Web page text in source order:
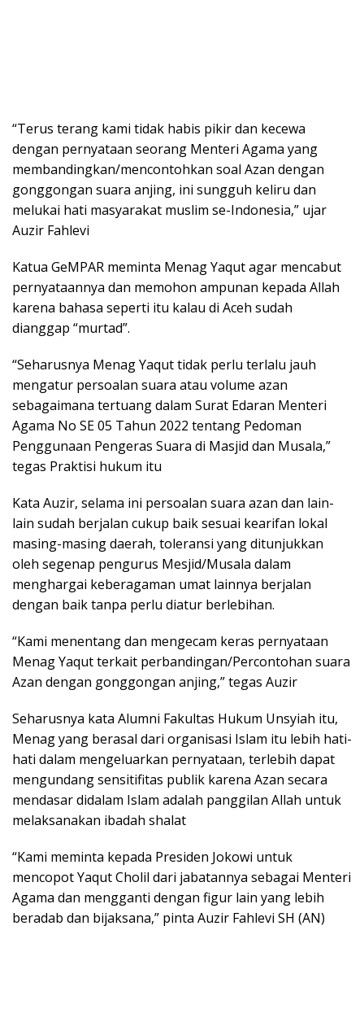
“Terus terang kami tidak habis pikir dan kecewa
dengan pernyataan seorang Menteri Agama yang
membandingkan/mencontohkan soal Azan dengan
gonggongan suara anjing, ini sungguh keliru dan
melukai hati masyarakat muslim se-Indonesia,” ujar
Auzir Fahlevi
Katua GeMPAR meminta Menag Yaqut agar mencabut
pernyataannya dan memohon ampunan kepada Allah
karena bahasa seperti itu kalau di Aceh sudah
dianggap “murtad”.
“Seharusnya Menag Yaqut tidak perlu terlalu jauh
mengatur persoalan suara atau volume azan
sebagaimana tertuang dalam Surat Edaran Menteri
Agama No SE 05 Tahun 2022 tentang Pedoman
Penggunaan Pengeras Suara di Masjid dan Musala,”
tegas Praktisi hukum itu
Kata Auzir, selama ini persoalan suara azan dan lain-
lain sudah berjalan cukup baik sesuai kearifan lokal
masing-masing daerah, toleransi yang ditunjukkan
oleh segenap pengurus Mesjid/Musala dalam
menghargai keberagaman umat lainnya berjalan
dengan baik tanpa perlu diatur berlebihan.
“Kami menentang dan mengecam keras pernyataan
Menag Yaqut terkait perbandingan/Percontohan suara
Azan dengan gonggongan anjing,” tegas Auzir
Seharusnya kata Alumni Fakultas Hukum Unsyiah itu,
Menag yang berasal dari organisasi Islam itu lebih hati-
hati dalam mengeluarkan pernyataan, terlebih dapat
mengundang sensitifitas publik karena Azan secara
mendasar didalam Islam adalah panggilan Allah untuk
melaksanakan ibadah shalat
“Kami meminta kepada Presiden Jokowi untuk
mencopot Yaqut Cholil dari jabatannya sebagai Menteri
Agama dan mengganti dengan figur lain yang lebih
beradab dan bijaksana,” pinta Auzir Fahlevi SH (AN)